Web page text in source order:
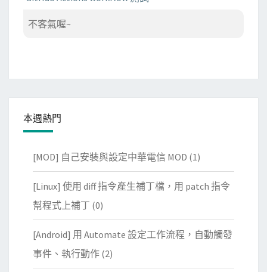
不客氣喔~
本週熱門
[MOD] 自己安裝與設定中華電信 MOD (1)
[Linux] 使用 diff 指令產生補丁檔，用 patch 指令
幫程式上補丁 (0)
[Android] 用 Automate 設定工作流程，自動觸發
事件、執行動作 (2)